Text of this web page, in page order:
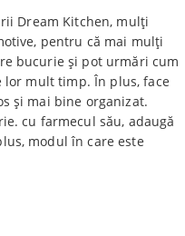
Dream Kitchen, mulți
pentru că mai mulți
bucurie și pot urmări cum
lor mult timp. În plus, face
și mai bine organizat.
cu farmecul său, adaugă
modul în care este